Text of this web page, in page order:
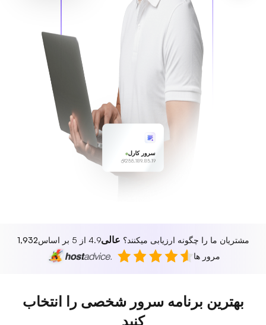
سرور کارل
255.189.85.19
مشتریان ما را چگونه ارزیابی میکنند؟ عالی4.9 از 5 بر اساس
1,932
مرور ها
بهترین برنامه سرور شخصی را انتخاب
کنید